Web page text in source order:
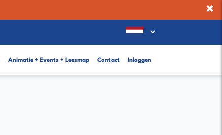
×
Animatie + Events + Leesmap Contact Inloggen